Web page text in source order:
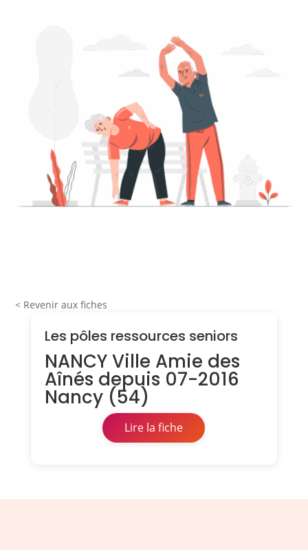
< Revenir aux fiches
Les pôles ressources seniors
NANCY Ville Amie des
Aînés depuis 07-2016
Nancy (54)
Lire la fiche